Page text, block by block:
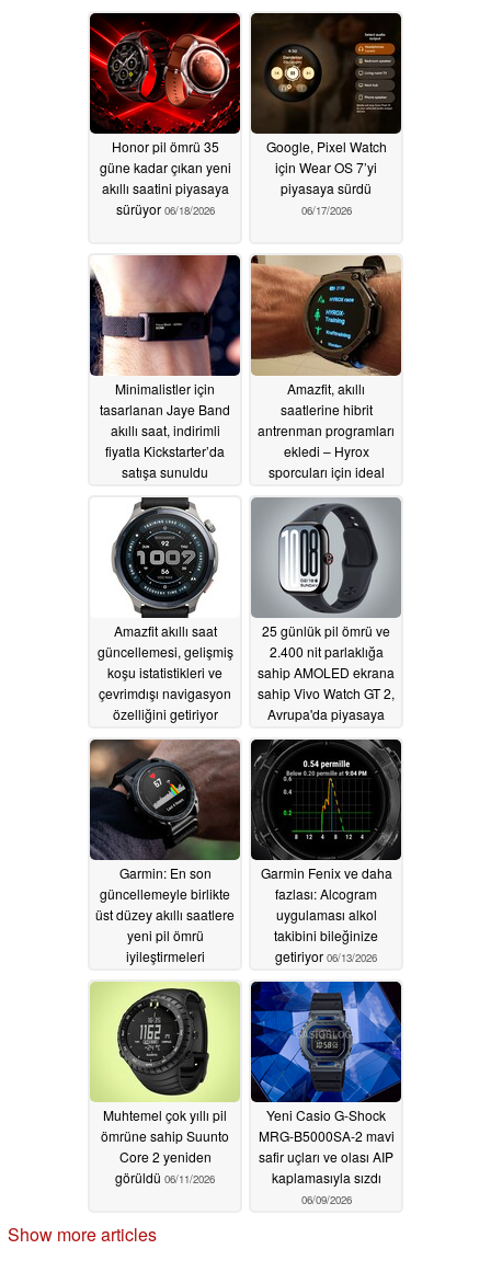
Honor pil ömrü 35
güne kadar çıkan yeni
akıllı saatini piyasaya
sürüyor 06/18/2026
Google, Pixel Watch
için Wear OS 7’yi
piyasaya sürdü
06/17/2026
Minimalistler için
tasarlanan Jaye Band
akıllı saat, indirimli
fiyatla Kickstarter’da
satışa sunuldu
06/17/2026
Amazfit, akıllı
saatlerine hibrit
antrenman programları
ekledi – Hyrox
sporcuları için ideal
06/16/2026
Amazfit akıllı saat
güncellemesi, gelişmiş
koşu istatistikleri ve
çevrimdışı navigasyon
özelliğini getiriyor
06/16/2026
25 günlük pil ömrü ve
2.400 nit parlaklığa
sahip AMOLED ekrana
sahip Vivo Watch GT 2,
Avrupa'da piyasaya
06/15/2026
Garmin: En son
güncellemeyle birlikte
üst düzey akıllı saatlere
yeni pil ömrü
iyileştirmeleri
06/15/2026
Garmin Fenix ve daha
fazlası: Alcogram
uygulaması alkol
takibini bileğinize
getiriyor 06/13/2026
Muhtemel çok yıllı pil
ömrüne sahip Suunto
Core 2 yeniden
görüldü 06/11/2026
Yeni Casio G-Shock
MRG-B5000SA-2 mavi
safir uçları ve olası AIP
kaplamasıyla sızdı
06/09/2026
Show more articles